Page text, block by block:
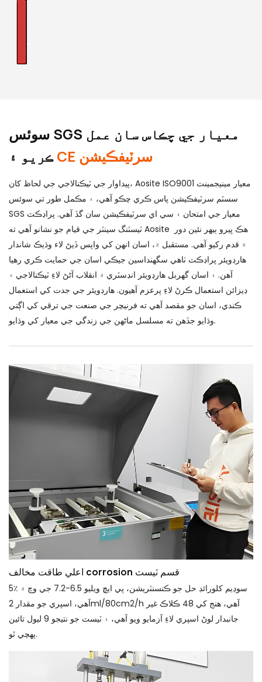
سوئس SGS معيار جي چڪاس سان عمل
ڪريو ۽
CE سرٽيفڪيشن
پيداوار جي ٽيڪنالاجي جي لحاظ کان، Aosite ISO9001 معيار مينيجمينٽ
سسٽم سرٽيفڪيشن پاس ڪري چڪو آهي، ۽ مڪمل طور تي سوئس
SGS معيار جي امتحان ۽ سي اي سرٽيفڪيشن سان گڏ آهي. پراڊڪٽ
ٽيسٽنگ سينٽر جي قيام جو نشانو آهي ته Aosite هڪ ڀيرو ٻيهر نئين دور
۾ قدم رکيو آهي. مستقبل ۾، اسان انهن کي واپس ڏيڻ لاء وڌيڪ شاندار
هارڊويئر پراڊڪٽ ٺاهي سگهنداسين جيڪي اسان جي حمايت ڪري رهيا
آهن. ۽ اسان گھربل هارڊويئر انڊسٽري ۾ انقلاب آڻڻ لاءِ ٽيڪنالاجي ۽
ڊيزائن استعمال ڪرڻ لاءِ پرعزم آهيون. هارڊويئر جي جدت کي استعمال
ڪندي، اسان جو مقصد آهي ته فرنيچر جي صنعت جي ترقي کي اڳتي
وڌايو جڏهن ته مسلسل ماڻهن جي زندگي جي معيار کي وڌايو.
اعلي طاقت مخالف corrosion قسم ٽيسٽ
5٪ سوڊيم کلورائڊ حل جو ڪنسنٽريشن، پي ايڇ ويليو 6.5-7.2 جي وچ ۾
آهي، اسپري جو مقدار 2ml/80cm2/h آهي، هنج کي 48 ڪلاڪ غير
جانبدار لوڻ اسپري لاءِ آزمايو ويو آهي، ۽ ٽيسٽ جو نتيجو 9 ليول تائين
پهچي ٿو.